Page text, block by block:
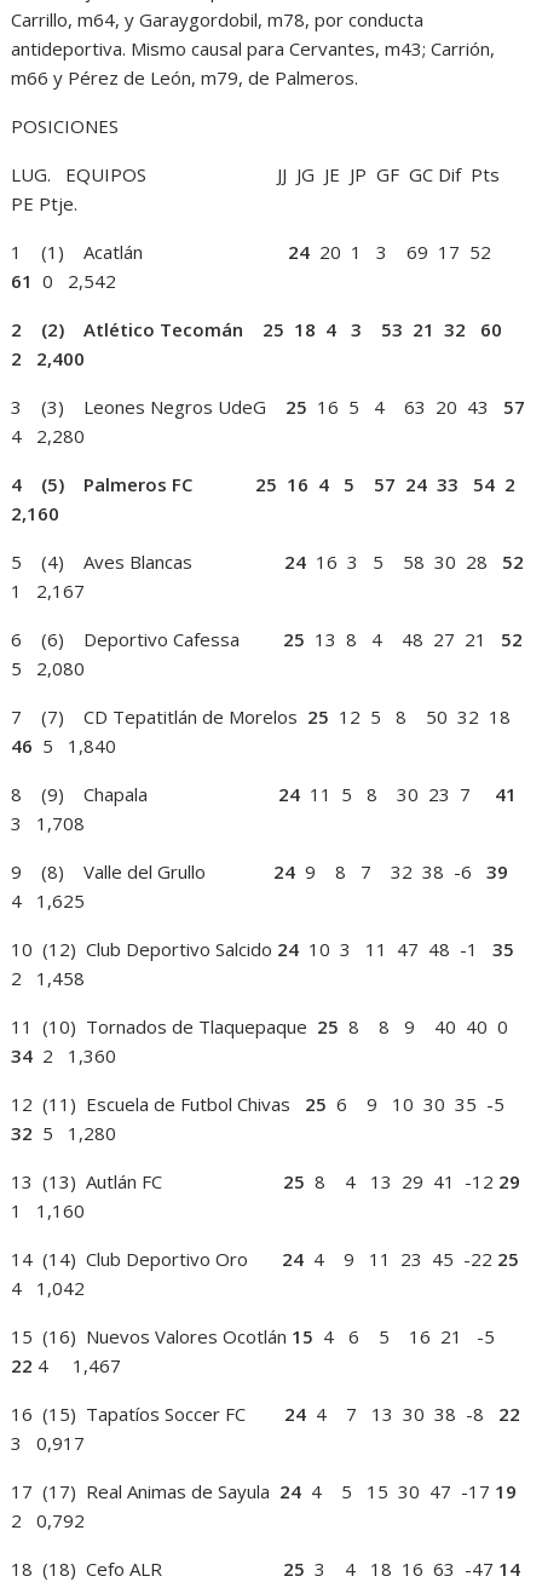
Carrillo, m64, y Garaygordobil, m78, por conducta
antideportiva. Mismo causal para Cervantes, m43; Carrión,
m66 y Pérez de León, m79, de Palmeros.
POSICIONES
LUG. EQUIPOS JJ JG JE JP GF GC Dif Pts
PE Ptje.
1 (1) Acatlán 24 20 1 3 69 17 52
610 2,542
2 (2) Atlético Tecomán 25 18 4 3 53 21 32 60
2 2,400
3 (3) Leones Negros UdeG 25 16 5 4 63 20 43 57
4 2,280
4 (5) Palmeros FC 25 16 4 5 57 24 33 54 2
2,160
5 (4) Aves Blancas 24 16 3 5 58 30 28 52
1 2,167
6 (6) Deportivo Cafessa 25 13 8 4 48 27 21 52
5 2,080
7 (7) CD Tepatitlán de Morelos 25 12 5 8 50 32 18
46 5 1,840
8 (9) Chapala 24 11 5 8 30 23 7 41
3 1,708
9 (8) Valle del Grullo 249 8 7 32 38 -639
4 1,625
10 (12) Club Deportivo Salcido 24 10 3 11 47 48 -135
2 1,458
11 (10) Tornados de Tlaquepaque 258 8 9 40 40 0
34 2 1,360
12 (11) Escuela de Futbol Chivas 256 9 10 30 35 -5
32 5 1,280
13 (13) Autlán FC 258 4 13 29 41 -12 29
1 1,160
14 (14) Club Deportivo Oro 24 4 9 11 23 45 -22 25
4 1,042
15 (16) Nuevos Valores Ocotlán 15 4 6 5 16 21 -5
22 4 1,467
16 (15) Tapatíos Soccer FC 24 4 7 13 30 38 -8 22
3 0,917
17 (17) Real Animas de Sayula 24 4 5 15 30 47 -17 19
2 0,792
18 (18) Cefo ALR 253 4 18 16 63 -47 14